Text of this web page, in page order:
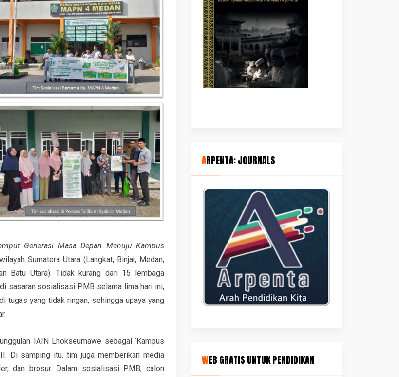
Generasi Masa Depan Menuju Kampus
Sumatera Utara (Langkat, Binjai, Medan,
Batu Utara). Tidak kurang dari 15 lembaga
sasaran sosialisasi PMB selama lima hari ini,
tugas yang tidak ringan, sehingga upaya yang
IAIN Lhokseumawe sebagai ‘Kampus
Di samping itu, tim juga memberikan media
dan brosur. Dalam sosialisasi PMB, calon
ARPENTA: JOURNALS
WEB GRATIS UNTUK PENDIDIKAN